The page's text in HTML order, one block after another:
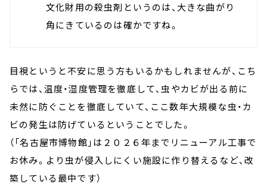
文化財用の殺虫剤というのは、大きな曲がり
角にきているのは確かですね。
目視というと不安に思う方もいるかもしれませんが、こち
らでは、温度・湿度管理を徹底して、虫やカビが出る前に
未然に防ぐことを徹底していて、ここ数年大規模な虫・カ
ビの発生は防げているということでした。
（「名古屋市博物館」は２０２６年までリニューアル工事で
お休み。より虫が侵入しにくい施設に作り替えるなど、改
築している最中です）